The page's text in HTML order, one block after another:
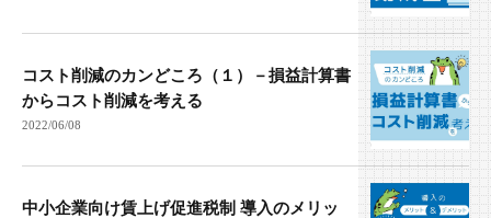
コスト削減のカンどころ（１）－損益計算書
からコスト削減を考える
2022/06/08
中小企業向け賃上げ促進税制 導入のメリッ